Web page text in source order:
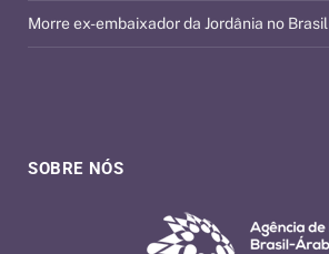
SOBRE NÓS
Morre ex-embaixador da Jordânia no Brasil